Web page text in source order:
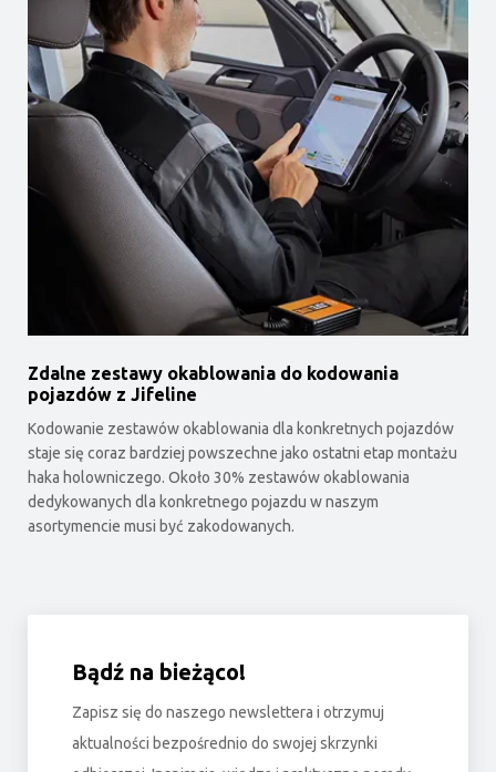
Zdalne zestawy okablowania do kodowania
pojazdów z Jifeline
Kodowanie zestawów okablowania dla konkretnych pojazdów
staje się coraz bardziej powszechne jako ostatni etap montażu
haka holowniczego. Około 30% zestawów okablowania
dedykowanych dla konkretnego pojazdu w naszym
asortymencie musi być zakodowanych.
Bądź na bieżąco!
Zapisz się do naszego newslettera i otrzymuj
aktualności bezpośrednio do swojej skrzynki